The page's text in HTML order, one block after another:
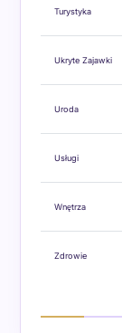
Turystyka
Ukryte Zajawki
Uroda
Usługi
Wnętrza
Zdrowie